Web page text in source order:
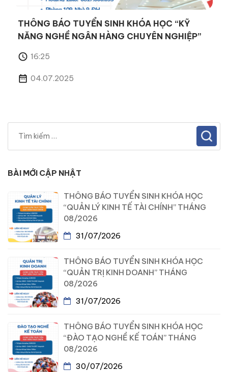
THÔNG BÁO TUYỂN SINH KHÓA HỌC “KỸ
NĂNG NGHỀ NGÂN HÀNG CHUYÊN NGHIỆP”
16:25
04.07.2025
BÀI MỚI CẬP NHẬT
THÔNG BÁO TUYỂN SINH KHÓA HỌC
“QUẢN LÝ KINH TẾ TÀI CHÍNH” THÁNG
08/2026
31/07/2026
THÔNG BÁO TUYỂN SINH KHÓA HỌC
“QUẢN TRỊ KINH DOANH” THÁNG
08/2026
31/07/2026
THÔNG BÁO TUYỂN SINH KHÓA HỌC
“ĐÀO TẠO NGHỀ KẾ TOÁN” THÁNG
08/2026
30/07/2026